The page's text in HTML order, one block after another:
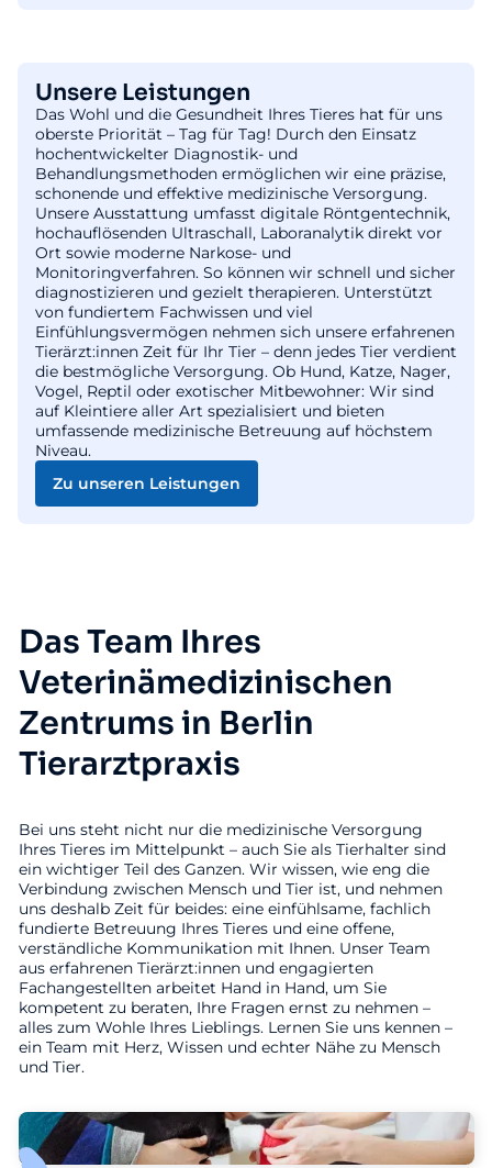
Unsere Leistungen
Das Wohl und die Gesundheit Ihres Tieres hat für uns
oberste Priorität – Tag für Tag! Durch den Einsatz
hochentwickelter Diagnostik- und
Behandlungsmethoden ermöglichen wir eine präzise,
schonende und effektive medizinische Versorgung.
Unsere Ausstattung umfasst digitale Röntgentechnik,
hochauflösenden Ultraschall, Laboranalytik direkt vor
Ort sowie moderne Narkose- und
Monitoringverfahren. So können wir schnell und sicher
diagnostizieren und gezielt therapieren. Unterstützt
von fundiertem Fachwissen und viel
Einfühlungsvermögen nehmen sich unsere erfahrenen
Tierärzt:innen Zeit für Ihr Tier – denn jedes Tier verdient
die bestmögliche Versorgung. Ob Hund, Katze, Nager,
Vogel, Reptil oder exotischer Mitbewohner: Wir sind
auf Kleintiere aller Art spezialisiert und bieten
umfassende medizinische Betreuung auf höchstem
Niveau.
Zu unseren Leistungen
Das Team Ihres
Veterinämedizinischen
Zentrums in Berlin
Tierarztpraxis
Bei uns steht nicht nur die medizinische Versorgung
Ihres Tieres im Mittelpunkt – auch Sie als Tierhalter sind
ein wichtiger Teil des Ganzen. Wir wissen, wie eng die
Verbindung zwischen Mensch und Tier ist, und nehmen
uns deshalb Zeit für beides: eine einfühlsame, fachlich
fundierte Betreuung Ihres Tieres und eine offene,
verständliche Kommunikation mit Ihnen. Unser Team
aus erfahrenen Tierärzt:innen und engagierten
Fachangestellten arbeitet Hand in Hand, um Sie
kompetent zu beraten, Ihre Fragen ernst zu nehmen –
alles zum Wohle Ihres Lieblings. Lernen Sie uns kennen –
ein Team mit Herz, Wissen und echter Nähe zu Mensch
und Tier.